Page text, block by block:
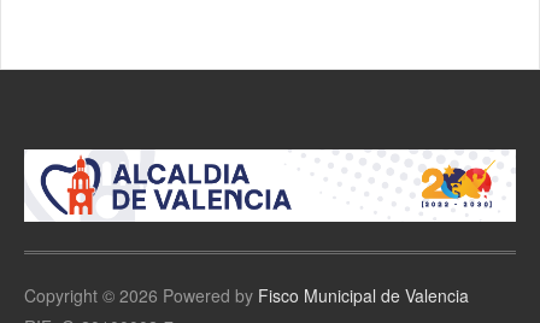
Copyright © 2026 Powered by Fisco Municipal de Valencia